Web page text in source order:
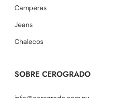
Camperas
Jeans
Chalecos
SOBRE CEROGRADO